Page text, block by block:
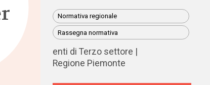
Normativa regionale
Rassegna normativa
enti di Terzo settore
Regione Piemonte